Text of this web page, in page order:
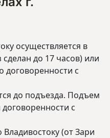
осуществляется в
сделан до 17 часов) или
договоренности с
до подъезда. Подъем
с
(от Зари